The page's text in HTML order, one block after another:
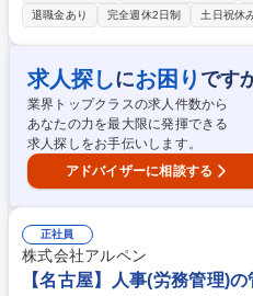
たします。 【具体的に】 ・MD設計（商品企画、商品構成、商品開発、品
揃え全般の提案）、 ・情報収集、マ
MD（販促、POP）等 ★当社は靴下とインナー・ルームウェアで事業部が
分かれており、ご希望 やスキルに応
です。 募集職種 【大阪/MD】在宅勤務&時短勤務相談可 ☆女性歓迎/ポジ
ティブアクション☆
退職金あり
完全週休2日制 土日祝休
求人探しにお困り です
業界トップクラスの求人件数から
あなたの力を最大限に発揮できる
求人探しをお手伝いします。
アドバイザーに相談する
正社員
株式会社アルペン
【名古屋】人事(労務管理)